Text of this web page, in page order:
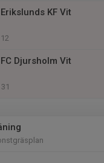
KF Vit
Djursholm Vit